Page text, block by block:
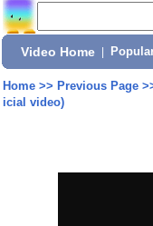
Video Home
Home>> Previous Page
icial video)